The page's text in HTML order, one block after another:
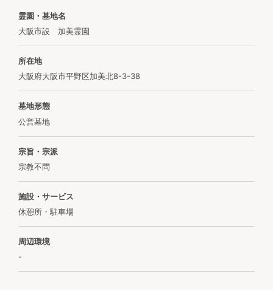
霊園・墓地名
大阪市設 加美霊園
所在地
大阪府大阪市平野区加美北8-3-38
墓地形態
公営墓地
宗旨・宗派
宗教不問
施設・サービス
休憩所・駐車場
周辺環境
-